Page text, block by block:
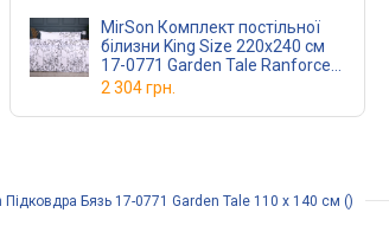
MirSon Комплект постільної
білизни King Size 220х240 см
17-0771 Garden Tale Ranforce
Elite
2 304 грн.
Підковдра Бязь 17-0771 Garden Tale 110 x 140 см ()